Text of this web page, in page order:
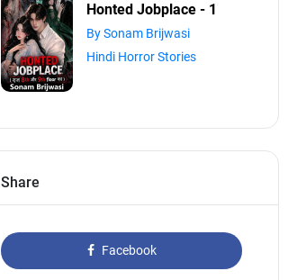
Honted Jobplace - 1
By Sonam Brijwasi
Hindi Horror Stories
Share
Facebook